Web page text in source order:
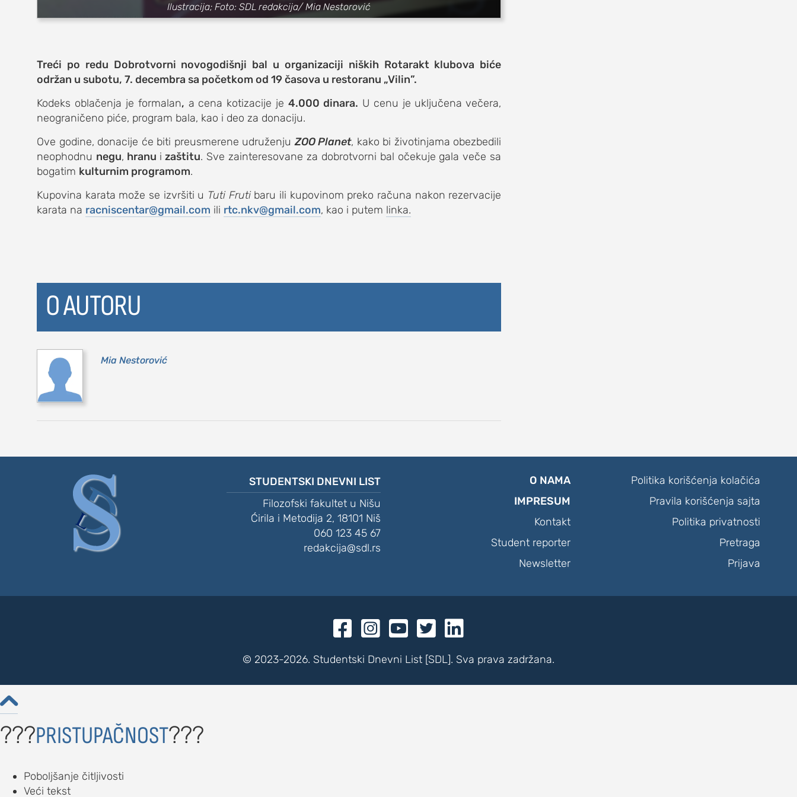
zabava
putovanja
moda i stil
studenti
organizacije
konkursi
fakulteti
studentski život
STUDENTSKI DNEVNI LIST
impresum
Ilustracija; Foto: SDL redakcija/ Mia Nestorović
Treći po redu Dobrotvorni novogodišnji bal u organizaciji niških Rotarakt klubova biće
održan u subotu, 7. decembra sa početkom od 19 časova u restoranu „Vilin”.
Kodeks oblačenja je formalan, a cena kotizacije je4.000 dinara. U cenu je uključena večera,
neograničeno piće, program bala, kao i deo za donaciju.
Ove godine, donacije će biti preusmerene udruženjuZOO Planet, kako bi životinjama obezbedili
neophodnu negu, hranu i zaštitu. Sve zainteresovane za dobrotvorni bal očekuje gala veče sa
bogatim kulturnim programom.
Kupovina karata može se izvršiti u Tuti Fruti baru ili kupovinom preko računa nakon rezervacije
karata na racniscentar@gmail.com ili rtc.nkv@gmail.com, kao i putem linka.
O AUTORU
Mia Nestorović
STUDENTSKI DNEVNI LIST
Filozofski fakultet u Nišu
Ćirila i Metodija 2, 18101 Niš
060 123 45 67
redakcija@sdl.rs
O NAMA
IMPRESUM
Kontakt
Student reporter
Newsletter
Politika korišćenja kolačića
Pravila korišćenja sajta
Politika privatnosti
Pretraga
Prijava
    
© 2023-2026. Studentski Dnevni List [SDL]. Sva prava zadržana.

???PRISTUPAČNOST???
Poboljšanje čitljivosti
Veći tekst